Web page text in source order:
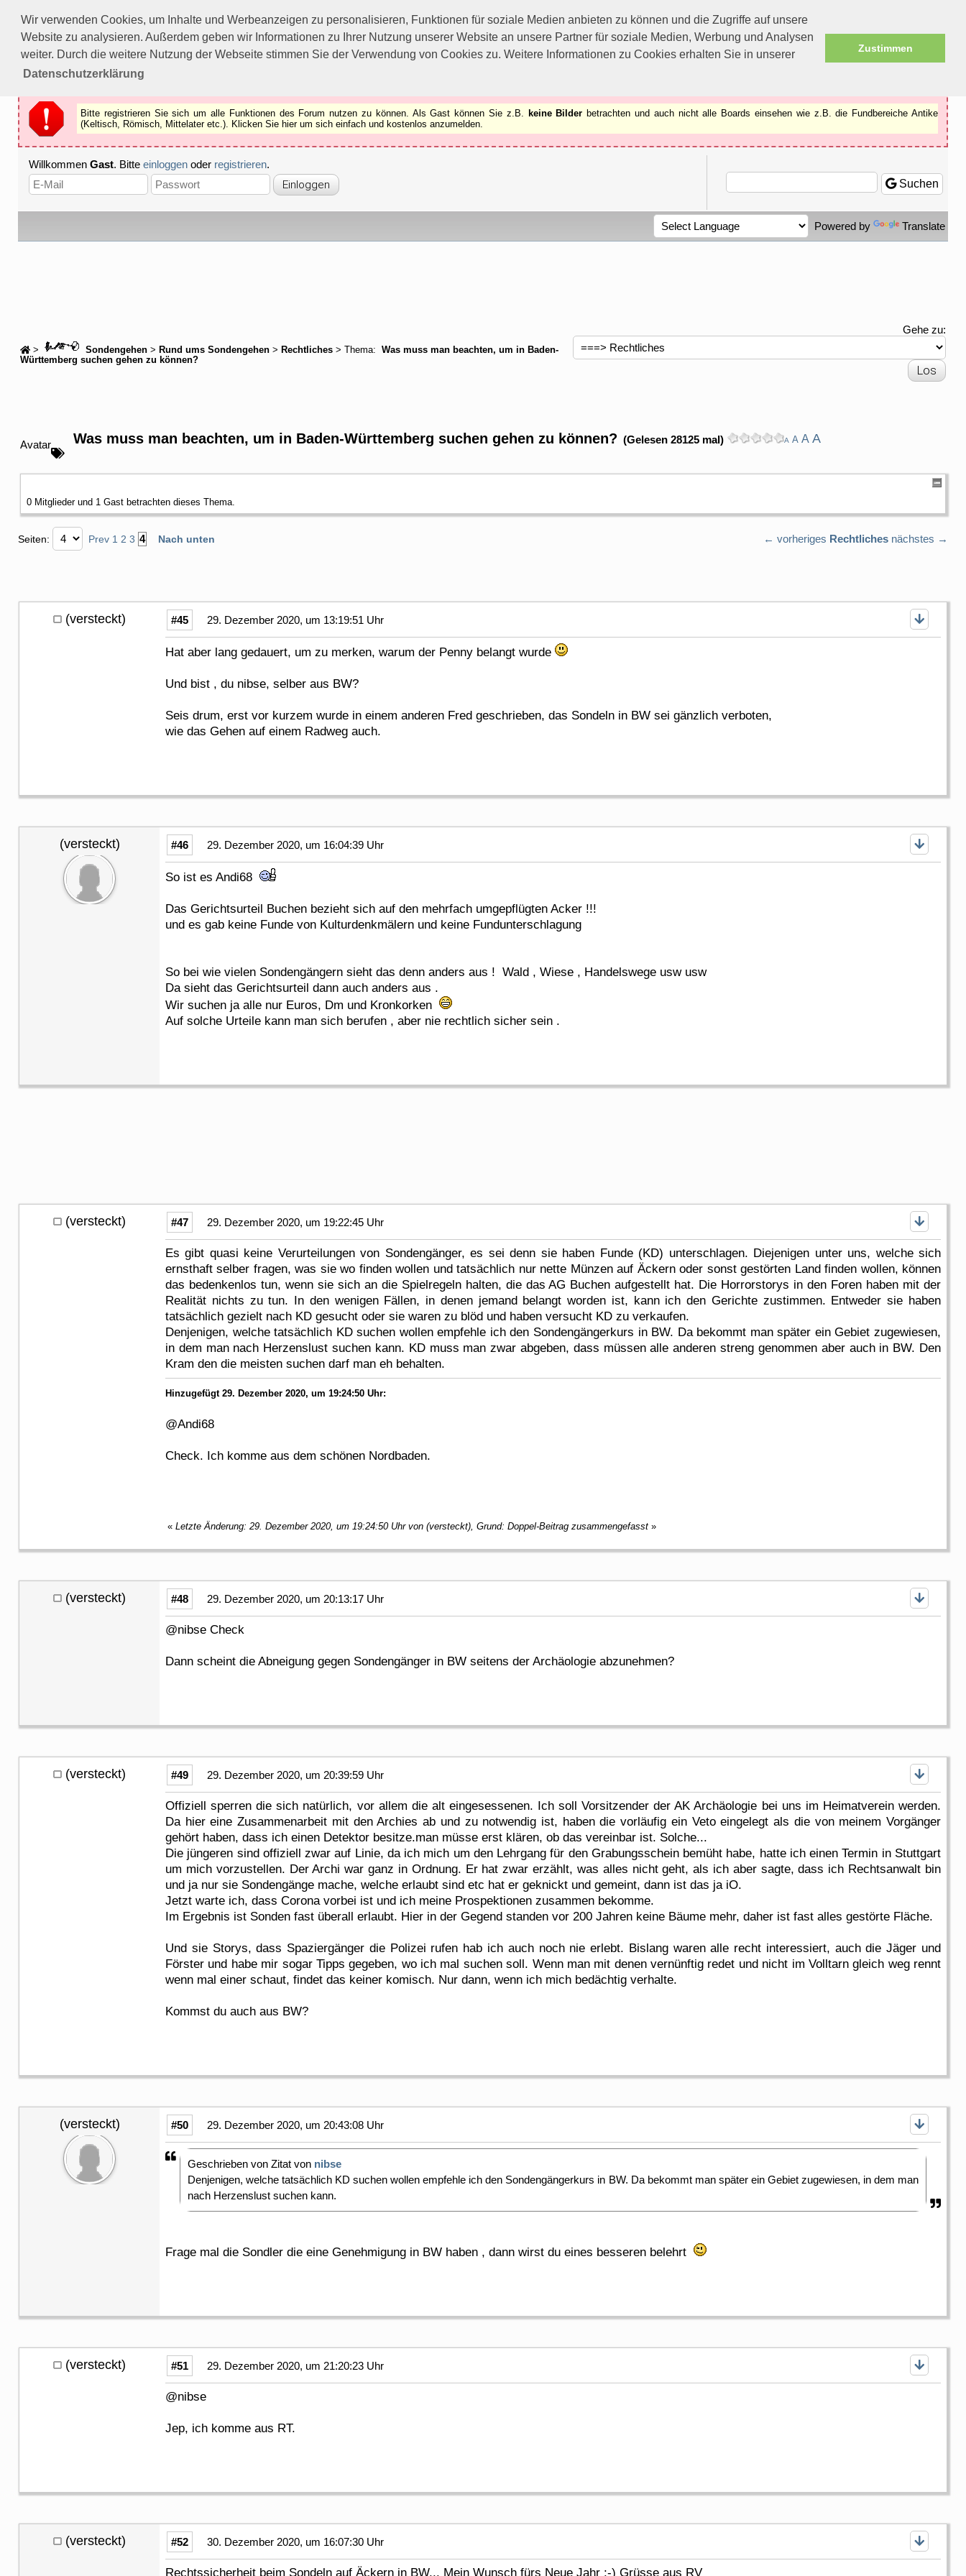
Wir verwenden Cookies, um Inhalte und Werbeanzeigen zu personalisieren, Funktionen für soziale Medien anbieten zu können und die Zugriffe auf unsere
Website zu analysieren. Außerdem geben wir Informationen zu Ihrer Nutzung unserer Website an unsere Partner für soziale Medien, Werbung und Analysen
weiter. Durch die weitere Nutzung der Webseite stimmen Sie der Verwendung von Cookies zu. Weitere Informationen zu Cookies erhalten Sie in unserer
Datenschutzerklärung
Zustimmen
Bitte registrieren Sie sich um alle Funktionen des Forums nutzen zu können.
Als Gast können Sie z.B.keine Bilderbetrachten.
Registrieren
Schliessen
Bitte registrieren Sie sich um alle Funktionen des Forum nutzen zu können. Als Gast können Sie z.B. keine Bilder betrachten und auch nicht alle Boards einsehen wie z.B. die Fundbereiche Antike
(Keltisch, Römisch, Mittelater etc.). Klicken Sie hier um sich einfach und kostenlos anzumelden.
Willkommen Gast. Bitte einloggen oder registrieren.
Suchen
Powered by Translate
> Sondengehen > Rund ums Sondengehen > Rechtliches > Thema:
Was muss man beachten, um in Baden-
Württemberg suchen gehen zu können?
Gehe zu:
Avatar Was muss man beachten, um in Baden-Württemberg suchen gehen zu können? (Gelesen 28125 mal) A A A A
0 Mitglieder und 1 Gast betrachten dieses Thema.
Seiten: Prev 1 2 3 4 Nach unten ← vorheriges Rechtliches nächstes →
(versteckt) #45 29. Dezember 2020, um 13:19:51 Uhr
Hat aber lang gedauert, um zu merken, warum der Penny belangt wurde
Und bist , du nibse, selber aus BW?
Seis drum, erst vor kurzem wurde in einem anderen Fred geschrieben, das Sondeln in BW sei gänzlich verboten,
wie das Gehen auf einem Radweg auch.
(versteckt) #46 29. Dezember 2020, um 16:04:39 Uhr
So ist es Andi68
Das Gerichtsurteil Buchen bezieht sich auf den mehrfach umgepflügten Acker !!!
und es gab keine Funde von Kulturdenkmälern und keine Fundunterschlagung
So bei wie vielen Sondengängern sieht das denn anders aus ! Wald , Wiese , Handelswege usw usw
Da sieht das Gerichtsurteil dann auch anders aus .
Wir suchen ja alle nur Euros, Dm und Kronkorken
Auf solche Urteile kann man sich berufen , aber nie rechtlich sicher sein .
(versteckt) #47 29. Dezember 2020, um 19:22:45 Uhr
Es gibt quasi keine Verurteilungen von Sondengänger, es sei denn sie haben Funde (KD) unterschlagen. Diejenigen unter uns, welche sich
ernsthaft selber fragen, was sie wo finden wollen und tatsächlich nur nette Münzen auf Äckern oder sonst gestörten Land finden wollen, können
das bedenkenlos tun, wenn sie sich an die Spielregeln halten, die das AG Buchen aufgestellt hat. Die Horrorstorys in den Foren haben mit der
Realität nichts zu tun. In den wenigen Fällen, in denen jemand belangt worden ist, kann ich den Gerichte zustimmen. Entweder sie haben
tatsächlich gezielt nach KD gesucht oder sie waren zu blöd und haben versucht KD zu verkaufen.
Denjenigen, welche tatsächlich KD suchen wollen empfehle ich den Sondengängerkurs in BW. Da bekommt man später ein Gebiet zugewiesen,
in dem man nach Herzenslust suchen kann. KD muss man zwar abgeben, dass müssen alle anderen streng genommen aber auch in BW. Den
Kram den die meisten suchen darf man eh behalten.
Hinzugefügt 29. Dezember 2020, um 19:24:50 Uhr:
@Andi68
Check. Ich komme aus dem schönen Nordbaden.
« Letzte Änderung: 29. Dezember 2020, um 19:24:50 Uhr von (versteckt), Grund: Doppel-Beitrag zusammengefasst »
(versteckt) #48 29. Dezember 2020, um 20:13:17 Uhr
@nibse Check
Dann scheint die Abneigung gegen Sondengänger in BW seitens der Archäologie abzunehmen?
(versteckt) #49 29. Dezember 2020, um 20:39:59 Uhr
Offiziell sperren die sich natürlich, vor allem die alt eingesessenen. Ich soll Vorsitzender der AK Archäologie bei uns im Heimatverein werden.
Da hier eine Zusammenarbeit mit den Archies ab und zu notwendig ist, haben die vorläufig ein Veto eingelegt als die von meinem Vorgänger
gehört haben, dass ich einen Detektor besitze.man müsse erst klären, ob das vereinbar ist. Solche...
Die jüngeren sind offiziell zwar auf Linie, da ich mich um den Lehrgang für den Grabungsschein bemüht habe, hatte ich einen Termin in Stuttgart
um mich vorzustellen. Der Archi war ganz in Ordnung. Er hat zwar erzählt, was alles nicht geht, als ich aber sagte, dass ich Rechtsanwalt bin
und ja nur sie Sondengänge mache, welche erlaubt sind etc hat er geknickt und gemeint, dann ist das ja iO.
Jetzt warte ich, dass Corona vorbei ist und ich meine Prospektionen zusammen bekomme.
Im Ergebnis ist Sonden fast überall erlaubt. Hier in der Gegend standen vor 200 Jahren keine Bäume mehr, daher ist fast alles gestörte Fläche.
Und sie Storys, dass Spaziergänger die Polizei rufen hab ich auch noch nie erlebt. Bislang waren alle recht interessiert, auch die Jäger und
Förster und habe mir sogar Tipps gegeben, wo ich mal suchen soll. Wenn man mit denen vernünftig redet und nicht im Volltarn gleich weg rennt
wenn mal einer schaut, findet das keiner komisch. Nur dann, wenn ich mich bedächtig verhalte.
Kommst du auch aus BW?
(versteckt) #50 29. Dezember 2020, um 20:43:08 Uhr
Geschrieben von Zitat von nibse
Denjenigen, welche tatsächlich KD suchen wollen empfehle ich den Sondengängerkurs in BW. Da bekommt man später ein Gebiet zugewiesen, in dem man
nach Herzenslust suchen kann.
Frage mal die Sondler die eine Genehmigung in BW haben , dann wirst du eines besseren belehrt
(versteckt) #51 29. Dezember 2020, um 21:20:23 Uhr
@nibse
Jep, ich komme aus RT.
(versteckt) #52 30. Dezember 2020, um 16:07:30 Uhr
Rechtssicherheit beim Sondeln auf Äckern in BW... Mein Wunsch fürs Neue Jahr :-) Grüsse aus RV